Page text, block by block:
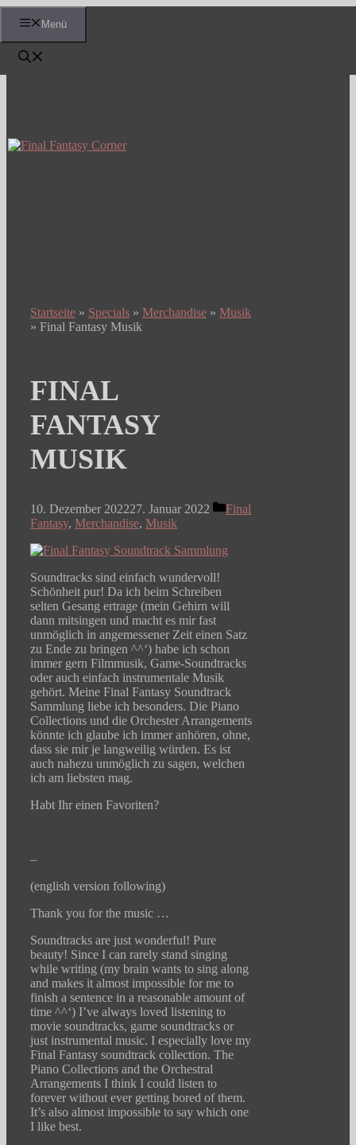
Zum
Inhalt
springen
Menü
Startseite » Specials » Merchandise » Musik
» Final Fantasy Musik
FINAL
FANTASY
MUSIK
10. Dezember 202227. Januar 2022 Kategorien
Final
Fantasy, Merchandise, Musik
Soundtracks sind einfach wundervoll!
Schönheit pur! Da ich beim Schreiben
selten Gesang ertrage (mein Gehirn will
dann mitsingen und macht es mir fast
unmöglich in angemessener Zeit einen Satz
zu Ende zu bringen ^^‘) habe ich schon
immer gern Filmmusik, Game-Soundtracks
oder auch einfach instrumentale Musik
gehört. Meine Final Fantasy Soundtrack
Sammlung liebe ich besonders. Die Piano
Collections und die Orchester Arrangements
könnte ich glaube ich immer anhören, ohne,
dass sie mir je langweilig würden. Es ist
auch nahezu unmöglich zu sagen, welchen
ich am liebsten mag.
Habt Ihr einen Favoriten?
–
(english version following)
Thank you for the music …
Soundtracks are just wonderful! Pure
beauty! Since I can rarely stand singing
while writing (my brain wants to sing along
and makes it almost impossible for me to
finish a sentence in a reasonable amount of
time ^^‘) I’ve always loved listening to
movie soundtracks, game soundtracks or
just instrumental music. I especially love my
Final Fantasy soundtrack collection. The
Piano Collections and the Orchestral
Arrangements I think I could listen to
forever without ever getting bored of them.
It’s also almost impossible to say which one
I like best.